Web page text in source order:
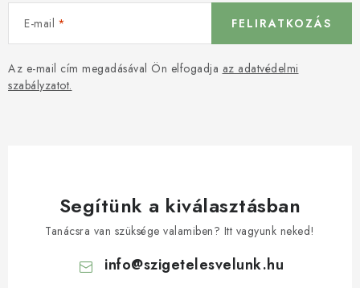
E-mail
Az e-mail cím megadásával Ön elfogadja az adatvédelmi
szabályzatot.
FELIRATKOZÁS
Segítünk a kiválasztásban
Tanácsra van szüksége valamiben? Itt vagyunk neked!
info@szigetelesvelunk.hu